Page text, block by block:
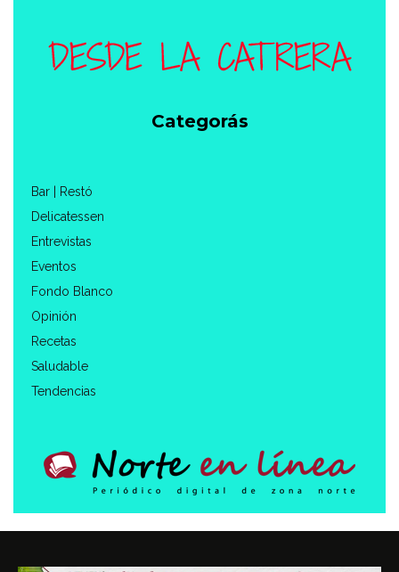
Categorás
Bar | Restó
Delicatessen
Entrevistas
Eventos
Fondo Blanco
Opinión
Recetas
Saludable
Tendencias